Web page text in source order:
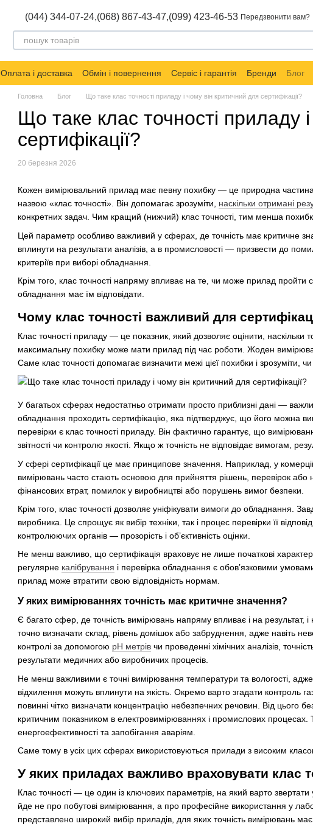
(044) 344-07-24,(068) 867-43-47,(099) 423-46-53 Передзвонити вам?
Оплата і доставка Обмін і повернення Сервіс і гарантія Бренди Блог
Головна Блог Що таке клас точності приладу і чому він критичний для сертифікації?
Що таке клас точності приладу
сертифікації?
20 березня 2026
Кожен вимірювальний прилад має певну похибку — це природна
назвою «клас точності». Він допомагає зрозуміти, наскільки отримані
конкретних задач. Чим кращий (нижчий) клас точності, тим менша
Цей параметр особливо важливий у сферах, де точність має критичне
вплинути на результати аналізів, а в промисловості — призвести до
критеріїв при виборі обладнання.
Крім того, клас точності напряму впливає на те, чи може прилад пройти
обладнання має їм відповідати.
Чому клас точності важливий для
Клас точності приладу — це показник, який дозволяє оцінити,
максимальну похибку може мати прилад під час роботи. Жоден
Саме клас точності допомагає визначити межі цієї похибки і зрозуміти,
У багатьох сферах недостатньо отримати просто приблизні дані —
обладнання проходить сертифікацію, яка підтверджує, що його можна
перевірки є клас точності приладу. Він фактично гарантує, що
звітності чи контролю якості. Якщо ж точність не відповідає вимогам,
У сфері сертифікації це має принципове значення. Наприклад, у
вимірювань часто стають основою для прийняття рішень, перевірок
фінансових втрат, помилок у виробництві або порушень вимог безпеки.
Крім того, клас точності дозволяє уніфікувати вимоги до обладнання.
виробника. Це спрощує як вибір техніки, так і процес перевірки її
контролюючих органів — прозорість і об’єктивність оцінки.
Не менш важливо, що сертифікація враховує не лише початкові
регулярне калібрування і перевірка обладнання є обов’язковими
прилад може втратити свою відповідність нормам.
У яких вимірюваннях точність має критичне значення?
Є багато сфер, де точність вимірювань напряму впливає і на
точно визначати склад, рівень домішок або забруднення, адже навіть
контролі за допомогою pH метрів чи проведенні хімічних аналізів,
результати медичних або виробничих процесів.
Не менш важливими є точні вимірювання температури та вологості, адже
відхилення можуть вплинути на якість. Окремо варто згадати контроль
повинні чітко визначати концентрацію небезпечних речовин. Від цього
критичним показником в електровимірюваннях і промислових процесах.
енергоефективності та запобігання аваріям.
Саме тому в усіх цих сферах використовуються прилади з високим
У яких приладах важливо враховувати клас
Клас точності — це один із ключових параметрів, на який варто
йде не про побутові вимірювання, а про професійне використання у
представлено широкий вибір приладів, для яких точність вимірювань